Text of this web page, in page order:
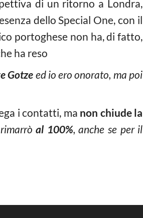
di un ritorno a Londra,
dello Special One, con il
portoghese non ha, di fatto,
ha reso
Gotzeed io ero onorato, ma poi
i contatti, ma non chiude la
rimarròal 100%,anche se per il